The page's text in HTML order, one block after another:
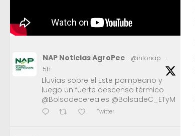
NAP Noticias AgroPec @infonap
·
5h
Lluvias sobre el Este pampeano y
luego un fuerte descenso térmico
@Bolsadecereales @BolsadeC_ETyM
Twitter